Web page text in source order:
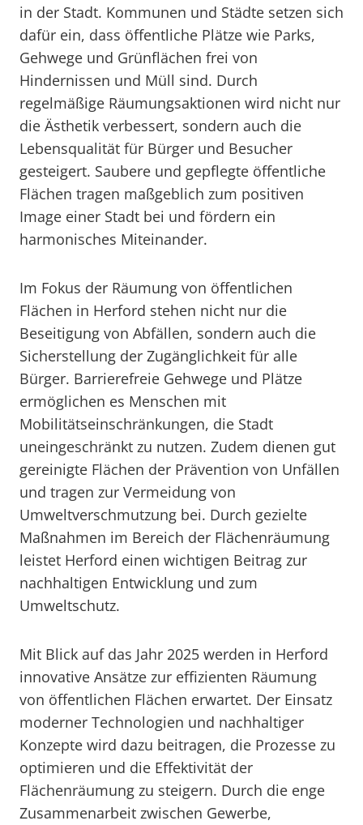
in der Stadt. Kommunen und Städte setzen sich
dafür ein, dass öffentliche Plätze wie Parks,
Gehwege und Grünflächen frei von
Hindernissen und Müll sind. Durch
regelmäßige Räumungsaktionen wird nicht nur
die Ästhetik verbessert, sondern auch die
Lebensqualität für Bürger und Besucher
gesteigert. Saubere und gepflegte öffentliche
Flächen tragen maßgeblich zum positiven
Image einer Stadt bei und fördern ein
harmonisches Miteinander.
Im Fokus der Räumung von öffentlichen
Flächen in Herford stehen nicht nur die
Beseitigung von Abfällen, sondern auch die
Sicherstellung der Zugänglichkeit für alle
Bürger. Barrierefreie Gehwege und Plätze
ermöglichen es Menschen mit
Mobilitätseinschränkungen, die Stadt
uneingeschränkt zu nutzen. Zudem dienen gut
gereinigte Flächen der Prävention von Unfällen
und tragen zur Vermeidung von
Umweltverschmutzung bei. Durch gezielte
Maßnahmen im Bereich der Flächenräumung
leistet Herford einen wichtigen Beitrag zur
nachhaltigen Entwicklung und zum
Umweltschutz.
Mit Blick auf das Jahr 2025 werden in Herford
innovative Ansätze zur effizienten Räumung
von öffentlichen Flächen erwartet. Der Einsatz
moderner Technologien und nachhaltiger
Konzepte wird dazu beitragen, die Prozesse zu
optimieren und die Effektivität der
Flächenräumung zu steigern. Durch die enge
Zusammenarbeit zwischen Gewerbe,